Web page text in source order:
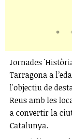
Jornades
Tarragona a
l'objectiu de
Reus amb les
a convertir la
Catalunya.